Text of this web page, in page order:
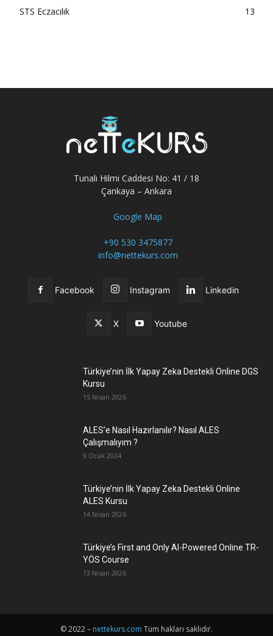
STS Eczacılık
13
Tunalı Hilmi Caddesi No: 41 / 18
Çankaya – Ankara
Google Map
+90 530 3475877
info@nettekurs.com
Facebook Instagram Linkedin
X Youtube
Türkiye’nin İlk Yapay Zeka Destekli Online DGS
Kursu
15 Nisan 2026
ALES’e Nasıl Hazırlanılır? Nasıl ALES
Çalışmalıyım ?
9 Ocak 2024
Türkiye’nin İlk Yapay Zeka Destekli Online
ALES Kursu
14 Nisan 2026
Türkiye’s First and Only AI-Powered Online TR-
YÖS Course
13 Nisan 2026
© 2022 – nettekurs.com Tüm hakları saklıdır.